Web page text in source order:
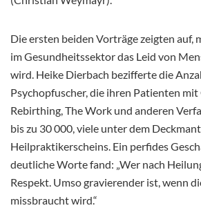
Die ersten beiden Vorträge zeigten auf,
im Gesundheitssektor das Leid von
wird. Heike Dierbach bezifferte die
Psychopfuscher, die ihren Patienten
Rebirthing, The Work und anderen
bis zu 30 000, viele unter dem
Heilpraktikerscheins. Ein perfides
deutliche Worte fand: „Wer nach
Respekt. Umso gravierender ist, wenn
missbraucht wird.“